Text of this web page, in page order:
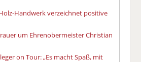
Handwerk verzeichnet positive
um Ehrenobermeister Christian
on Tour: „Es macht Spaß, mit